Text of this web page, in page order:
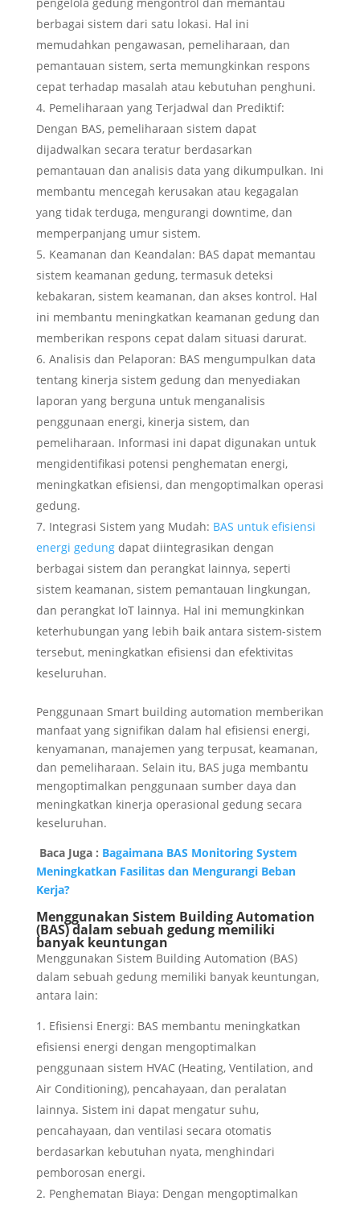
berbagai sistem dari satu lokasi. Hal ini
memudahkan pengawasan, pemeliharaan, dan
pemantauan sistem, serta memungkinkan respons
cepat terhadap masalah atau kebutuhan penghuni.
Pemeliharaan yang Terjadwal dan Prediktif:
Dengan BAS, pemeliharaan sistem dapat
dijadwalkan secara teratur berdasarkan
pemantauan dan analisis data yang dikumpulkan. Ini
membantu mencegah kerusakan atau kegagalan
yang tidak terduga, mengurangi downtime, dan
memperpanjang umur sistem.
Keamanan dan Keandalan: BAS dapat memantau
sistem keamanan gedung, termasuk deteksi
kebakaran, sistem keamanan, dan akses kontrol. Hal
ini membantu meningkatkan keamanan gedung dan
memberikan respons cepat dalam situasi darurat.
Analisis dan Pelaporan: BAS mengumpulkan data
tentang kinerja sistem gedung dan menyediakan
laporan yang berguna untuk menganalisis
penggunaan energi, kinerja sistem, dan
pemeliharaan. Informasi ini dapat digunakan untuk
mengidentifikasi potensi penghematan energi,
meningkatkan efisiensi, dan mengoptimalkan operasi
gedung.
Integrasi Sistem yang Mudah: BAS untuk efisiensi
energi gedungdapat diintegrasikan dengan
berbagai sistem dan perangkat lainnya, seperti
sistem keamanan, sistem pemantauan lingkungan,
dan perangkat IoT lainnya. Hal ini memungkinkan
keterhubungan yang lebih baik antara sistem-sistem
tersebut, meningkatkan efisiensi dan efektivitas
keseluruhan.
Penggunaan Smart building automation memberikan
manfaat yang signifikan dalam hal efisiensi energi,
kenyamanan, manajemen yang terpusat, keamanan,
dan pemeliharaan. Selain itu, BAS juga membantu
mengoptimalkan penggunaan sumber daya dan
meningkatkan kinerja operasional gedung secara
keseluruhan.
Baca Juga : Bagaimana BAS Monitoring System
Meningkatkan Fasilitas dan Mengurangi Beban
Kerja?
Menggunakan Sistem Building Automation
(BAS) dalam sebuah gedung memiliki
banyak keuntungan
Menggunakan Sistem Building Automation (BAS)
dalam sebuah gedung memiliki banyak keuntungan,
antara lain:
Efisiensi Energi: BAS membantu meningkatkan
efisiensi energi dengan mengoptimalkan
penggunaan sistem HVAC (Heating, Ventilation, and
Air Conditioning), pencahayaan, dan peralatan
lainnya. Sistem ini dapat mengatur suhu,
pencahayaan, dan ventilasi secara otomatis
berdasarkan kebutuhan nyata, menghindari
pemborosan energi.
Penghematan Biaya: Dengan mengoptimalkan